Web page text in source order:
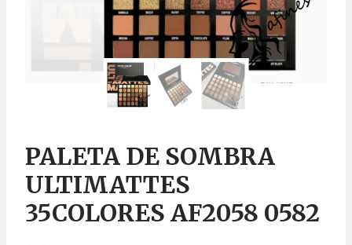
PALETA DE SOMBRA
ULTIMATTES
35COLORES AF2058 0582